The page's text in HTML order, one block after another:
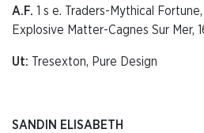
A.F. 1 s e. Traders-Mythical Fortune,
Explosive Matter-Cagnes Sur Mer,
Ut: Tresexton, Pure Design
SANDIN ELISABETH